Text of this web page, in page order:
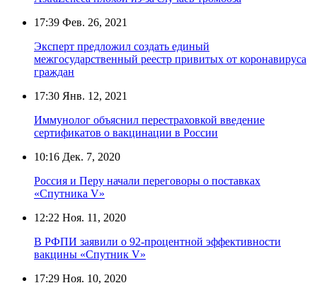
17:39 Фев. 26, 2021
Эксперт предложил создать единый
межгосударственный реестр привитых от коронавируса
граждан
17:30 Янв. 12, 2021
Иммунолог объяснил перестраховкой введение
сертификатов о вакцинации в России
10:16 Дек. 7, 2020
Россия и Перу начали переговоры о поставках
«Спутника V»
12:22 Ноя. 11, 2020
В РФПИ заявили о 92-процентной эффективности
вакцины «Спутник V»
17:29 Ноя. 10, 2020